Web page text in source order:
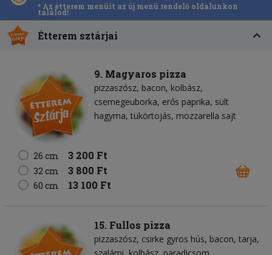
* Az étterem menüit az új menü rendelő oldalunkon
találod!
Étterem sztárjai
9. Magyaros pizza
pizzaszósz bacon kolbász
csemegeuborka erős paprika sült
hagyma tükörtojás mozzarella sajt
26 cm 3 200 Ft
32 cm 3 800 Ft
60 cm 13 100 Ft
15. Fullos pizza
pizzaszósz csirke gyros hús bacon tarja